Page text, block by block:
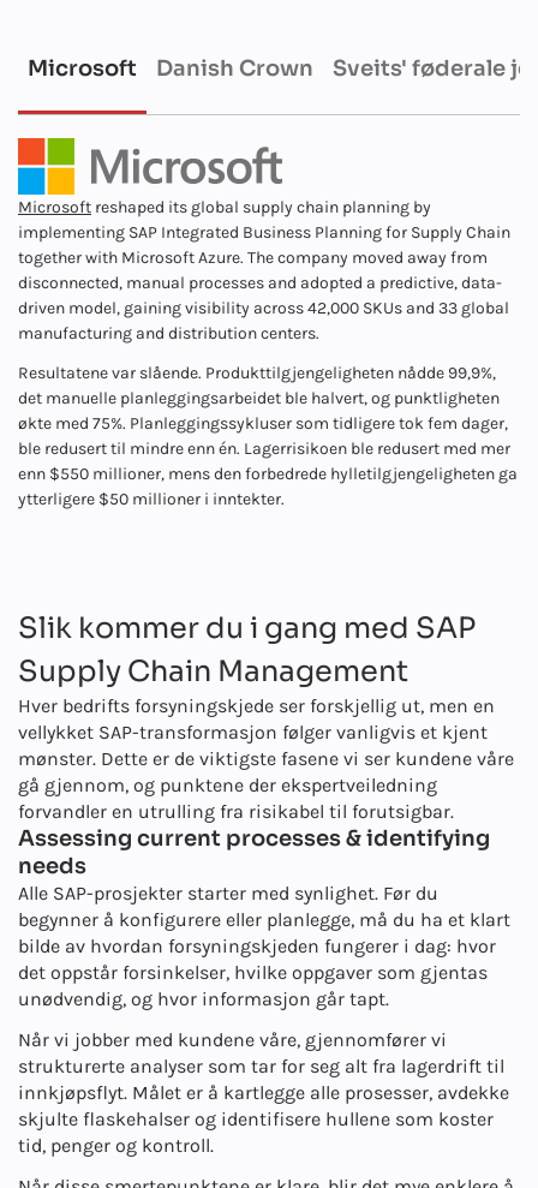
Microsoft Danish Crown Sveits' føderale
Microsoft reshaped its global supply chain planning by
implementing SAP Integrated Business Planning for Supply Chain
together with Microsoft Azure. The company moved away from
disconnected, manual processes and adopted a predictive, data-
driven model, gaining visibility across 42,000 SKUs and 33 global
manufacturing and distribution centers.
Resultatene var slående. Produkttilgjengeligheten nådde 99,9%,
det manuelle planleggingsarbeidet ble halvert, og punktligheten
økte med 75%. Planleggingssykluser som tidligere tok fem dager,
ble redusert til mindre enn én. Lagerrisikoen ble redusert med mer
enn $550 millioner, mens den forbedrede hylletilgjengeligheten ga
ytterligere $50 millioner i inntekter.
Slik kommer du i gang med SAP
Supply Chain Management
Hver bedrifts forsyningskjede ser forskjellig ut, men en
vellykket SAP-transformasjon følger vanligvis et kjent
mønster. Dette er de viktigste fasene vi ser kundene våre
gå gjennom, og punktene der ekspertveiledning
forvandler en utrulling fra risikabel til forutsigbar.
Assessing current processes & identifying
needs
Alle SAP-prosjekter starter med synlighet. Før du
begynner å konfigurere eller planlegge, må du ha et klart
bilde av hvordan forsyningskjeden fungerer i dag: hvor
det oppstår forsinkelser, hvilke oppgaver som gjentas
unødvendig, og hvor informasjon går tapt.
Når vi jobber med kundene våre, gjennomfører vi
strukturerte analyser som tar for seg alt fra lagerdrift til
innkjøpsflyt. Målet er å kartlegge alle prosesser, avdekke
skjulte flaskehalser og identifisere hullene som koster
tid, penger og kontroll.